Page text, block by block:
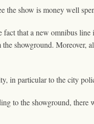
the show is money well
fact that a new omnibus
showground. Moreover,
particular to the city
to the showground,